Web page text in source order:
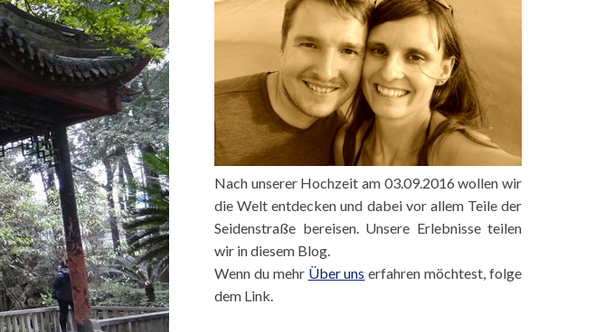
Nach unserer Hochzeit am 03.09.2016 wollen wir
die Welt entdecken und dabei vor allem Teile der
Seidenstraße bereisen. Unsere Erlebnisse teilen
wir in diesem Blog.
Wenn du mehr Über uns erfahren möchtest, folge
dem Link.